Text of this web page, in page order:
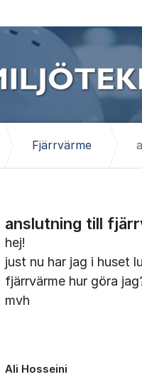
Fjärrvärme
anslutning till
hej!
just nu har jag i huset
fjärrvärme hur göra
mvh
Ali Hosseini